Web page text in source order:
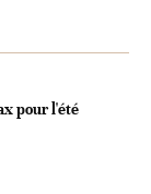
pour l'été